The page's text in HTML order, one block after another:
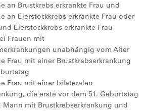
an Brustkrebs erkrankte Frau und
an Eierstockkrebs erkrankte Frau oder
Eierstockkrebs erkrankte Frau
Frauen mit
unabhängig vom Alter
Frau mit einer Brustkrebserkrankung
Frau mit einer bilateralen
die erste vor dem 51. Geburtstag
Mann mit Brustkrebserkrankung und